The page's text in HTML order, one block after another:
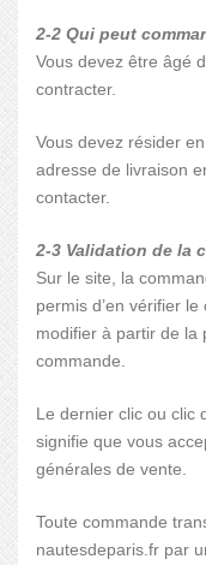
2-2 Qui peut
Vous devez être âgé
contracter.
Vous devez résider
adresse de livraison
contacter.
2-3 Validation de la
Sur le site, la
permis d’en vérifier
modifier à partir de la
commande.
Le dernier clic ou clic
signifie que vous
générales de vente.
Toute commande
nautesdeparis.fr par